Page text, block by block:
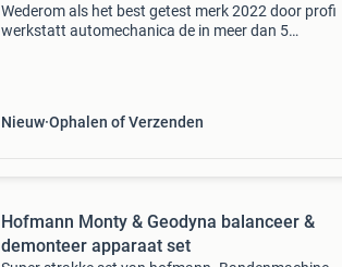
Wederom als het best getest merk 2022 door profi
werkstatt automechanica de in meer dan 5
Nieuw Ophalen of Verzenden
Hofmann Monty & Geodyna balanceer &
demonteer apparaat set